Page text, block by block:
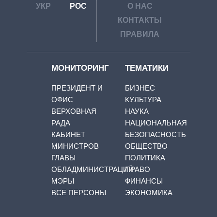
УКР РОС
О НАС
КОНТАКТЫ
ПРАВИЛА
МОНИТОРИНГ
ПРЕЗИДЕНТ И
ОФИС
ВЕРХОВНАЯ
РАДА
КАБИНЕТ
МИНИСТРОВ
ГЛАВЫ
ОБЛАДМИНИСТРАЦИЙ
МЭРЫ
ВСЕ ПЕРСОНЫ
ТЕМАТИКИ
БИЗНЕС
КУЛЬТУРА
НАУКА
НАЦИОНАЛЬНАЯ
БЕЗОПАСНОСТЬ
ОБЩЕСТВО
ПОЛИТИКА
ПРАВО
ФИНАНСЫ
ЭКОНОМИКА